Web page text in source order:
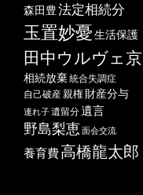
森田豊法定相続分
玉置妙憂生活保護
田中ウルヴェ京
相続放棄統合失調症
自己破産親権 財産分与
連れ子遺留分遺言
野島梨恵面会交流
養育費高橋龍太郎